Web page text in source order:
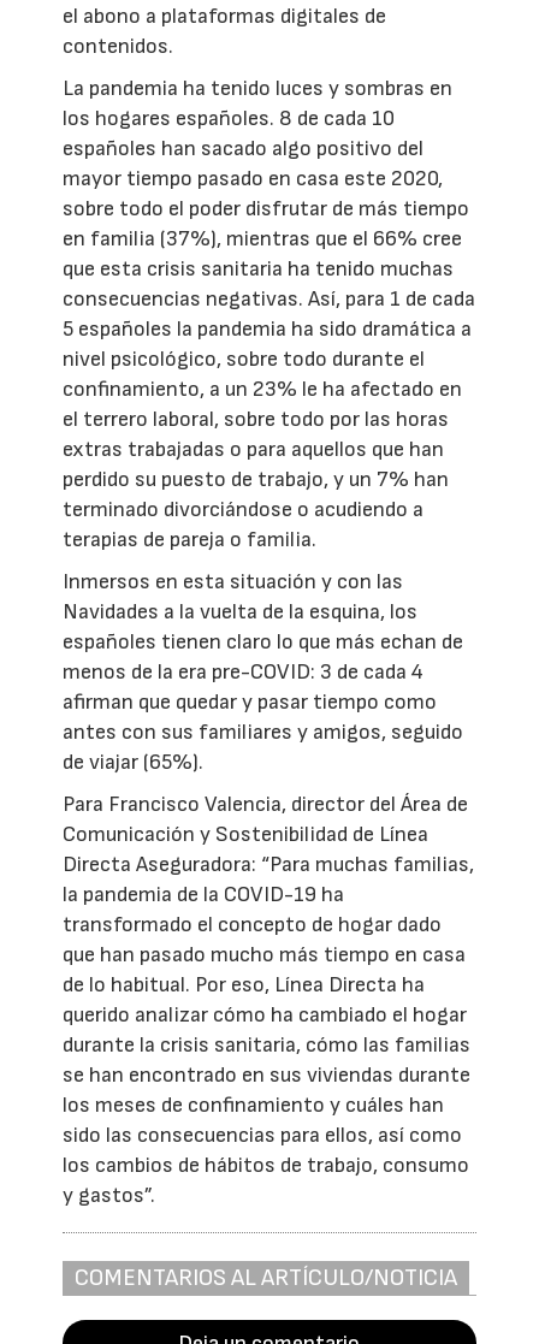
el abono a plataformas digitales de
contenidos.
La pandemia ha tenido luces y sombras en
los hogares españoles. 8 de cada 10
españoles han sacado algo positivo del
mayor tiempo pasado en casa este 2020,
sobre todo el poder disfrutar de más tiempo
en familia (37%), mientras que el 66% cree
que esta crisis sanitaria ha tenido muchas
consecuencias negativas. Así, para 1 de cada
5 españoles la pandemia ha sido dramática a
nivel psicológico, sobre todo durante el
confinamiento, a un 23% le ha afectado en
el terrero laboral, sobre todo por las horas
extras trabajadas o para aquellos que han
perdido su puesto de trabajo, y un 7% han
terminado divorciándose o acudiendo a
terapias de pareja o familia.
Inmersos en esta situación y con las
Navidades a la vuelta de la esquina, los
españoles tienen claro lo que más echan de
menos de la era pre-COVID: 3 de cada 4
afirman que quedar y pasar tiempo como
antes con sus familiares y amigos, seguido
de viajar (65%).
Para Francisco Valencia, director del Área de
Comunicación y Sostenibilidad de Línea
Directa Aseguradora: “Para muchas familias,
la pandemia de la COVID-19 ha
transformado el concepto de hogar dado
que han pasado mucho más tiempo en casa
de lo habitual. Por eso, Línea Directa ha
querido analizar cómo ha cambiado el hogar
durante la crisis sanitaria, cómo las familias
se han encontrado en sus viviendas durante
los meses de confinamiento y cuáles han
sido las consecuencias para ellos, así como
los cambios de hábitos de trabajo, consumo
y gastos”.
COMENTARIOS AL ARTÍCULO/NOTICIA